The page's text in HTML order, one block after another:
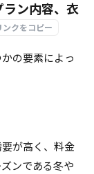
ン内容、衣
ンクをコピー
の要素によっ
が高く、料金
ンである冬や